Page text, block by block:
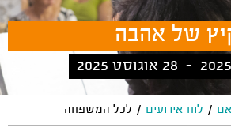
של אהבה
/ לוח אירועים / לכל המשפחה